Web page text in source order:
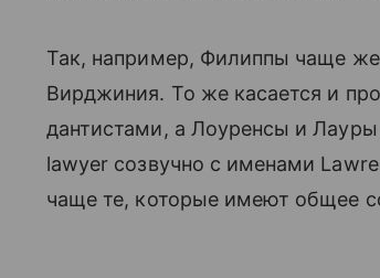
Так, например, Филиппы чаще
Вирджиния. То же касается и
дантистами, а Лоуренсы и Лауры
lawyer созвучно с именами
чаще те, которые имеют общее